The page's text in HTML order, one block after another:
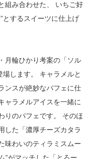
組み合わせた、 いちご好
とするスイーツに仕上げ
月輪ひかり考案の「ソル
します。 キャラメルと
ンスが絶妙なパフェに仕
ャラメルアイスを一緒に
りのパフェです。 そのほ
した「濃厚チーズカタラ
味わいのティラミスムー